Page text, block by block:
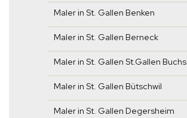
Maler in St. Gallen Benken
Maler in St. Gallen Berneck
Maler in St. Gallen St.Gallen Buchs
Maler in St. Gallen Bütschwil
Maler in St. Gallen Degersheim